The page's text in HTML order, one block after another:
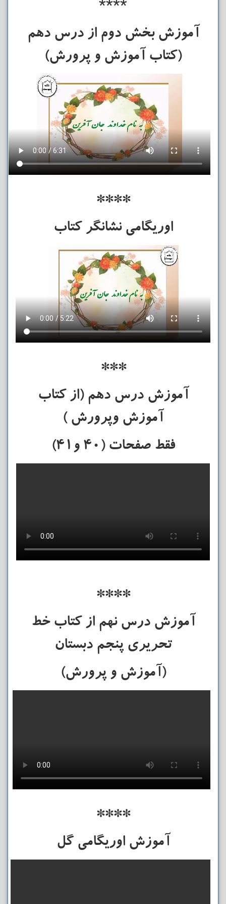
****
آموزش بخش دوم از درس دهم
(کتاب آموزش و پرورش)
****
اوریگامی نشانگر کتاب
***
آموزش درس دهم (از کتاب
آموزش وپرورش )
فقط صفحات (40 و41)
****
آموزش درس نهم از کتاب خط
تحریری پنجم دبستان
(آموزش و پرورش)
****
آموزش اوریگامی گل